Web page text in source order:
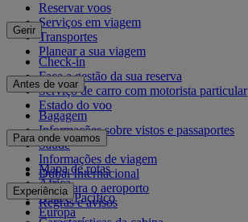
Reservar voos
Serviços em viagem
Transportes
Planear a sua viagem
Gerir
Check-in
Faça a gestão da sua reserva
Serviço de carro com motorista particular
Estado do voo
Antes de voar
Bagagem
Informações sobre vistos e passaportes
Saúde
Informações de viagem
Dubai Internacional
De e para o aeroporto
Regras e avisos
Para onde voamos
Mapa de rotas
África
Ásia e Pacífico
Europa
Experiência